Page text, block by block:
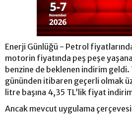
Enerji Günlüğü - Petrol
motorin fiyatında peş peşe
benzine de beklenen indirim
gününden itibaren geçerli olmak
litre başına 4,35 TL’lik fiyat indirim
Ancak mevcut uygulama